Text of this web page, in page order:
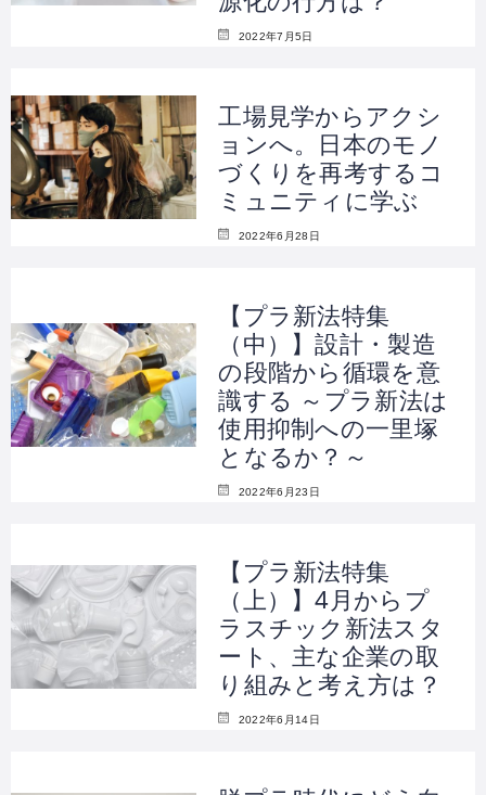
2022年7月5日
工場見学からアクシ
ョンへ。日本のモノ
づくりを再考するコ
ミュニティに学ぶ
2022年6月28日
【プラ新法特集
（中）】設計・製造
の段階から循環を意
識する ～プラ新法は
使用抑制への一里塚
となるか？～
2022年6月23日
【プラ新法特集
（上）】4月からプ
ラスチック新法スタ
ート、主な企業の取
り組みと考え方は？
2022年6月14日